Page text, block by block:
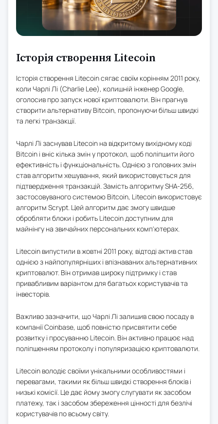
Історія створення Litecoin
Історія створення Litecoin сягає своїм корінням 2011 року,
коли Чарлі Лі (Charlie Lee), колишній інженер Google,
оголосив про запуск нової криптовалюти. Він прагнув
створити альтернативу Bitcoin, пропонуючи більш швидкі
та легкі транзакції.
Чарлі Лі заснував Litecoin на відкритому вихідному коді
Bitcoin і вніс кілька змін у протокол, щоб поліпшити його
ефективність і функціональність. Однією з головних змін
став алгоритм хешування, який використовується для
підтвердження транзакцій. Замість алгоритму SHA-256,
застосовуваного системою Bitcoin, Litecoin використовує
алгоритм Scrypt. Цей алгоритм дає змогу швидше
обробляти блоки і робить Litecoin доступним для
майнінгу на звичайних персональних комп'ютерах.
Litecoin випустили в жовтні 2011 року, відтоді актив став
однією з найпопулярніших і впізнаваних альтернативних
криптовалют. Він отримав широку підтримку і став
привабливим варіантом для багатьох користувачів та
інвесторів.
Важливо зазначити, що Чарлі Лі залишив свою посаду в
компанії Coinbase, щоб повністю присвятити себе
розвитку і просуванню Litecoin. Він активно працює над
поліпшенням протоколу і популяризацією криптовалюти.
Litecoin володіє своїми унікальними особливостями і
перевагами, такими як більш швидкі створення блоків і
низькі комісії. Це дає йому змогу слугувати як засобом
платежу, так і засобом збереження цінності для безлічі
користувачів по всьому світу.